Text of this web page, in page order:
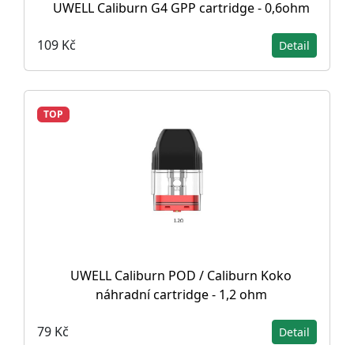
UWELL Caliburn G4 GPP cartridge - 0,6ohm
109 Kč Detail
TOP
UWELL Caliburn POD / Caliburn Koko
náhradní cartridge - 1,2 ohm
79 Kč Detail